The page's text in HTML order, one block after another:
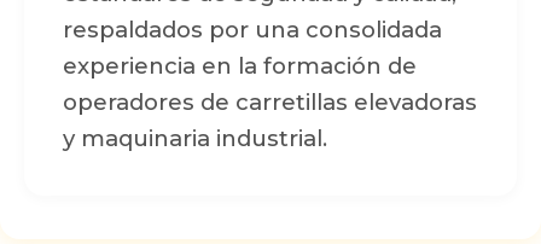
respaldados por una consolidada
experiencia en la formación de
operadores de carretillas elevadoras
y maquinaria industrial.